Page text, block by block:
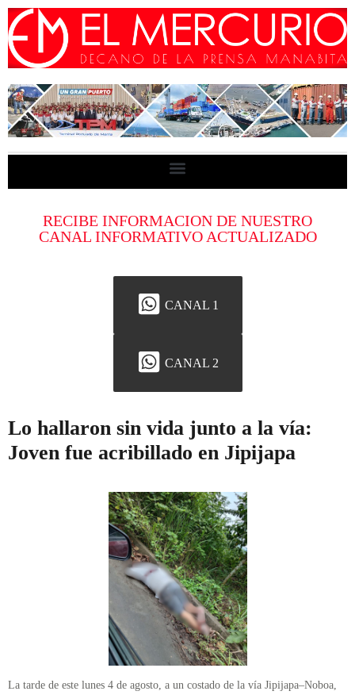
RECIBE INFORMACION DE NUESTRO
CANAL INFORMATIVO ACTUALIZADO
CANAL 1
CANAL 2
Lo hallaron sin vida junto a la vía:
Joven fue acribillado en Jipijapa
La tarde de este lunes 4 de agosto, a un costado de la vía Jipijapa–Noboa,